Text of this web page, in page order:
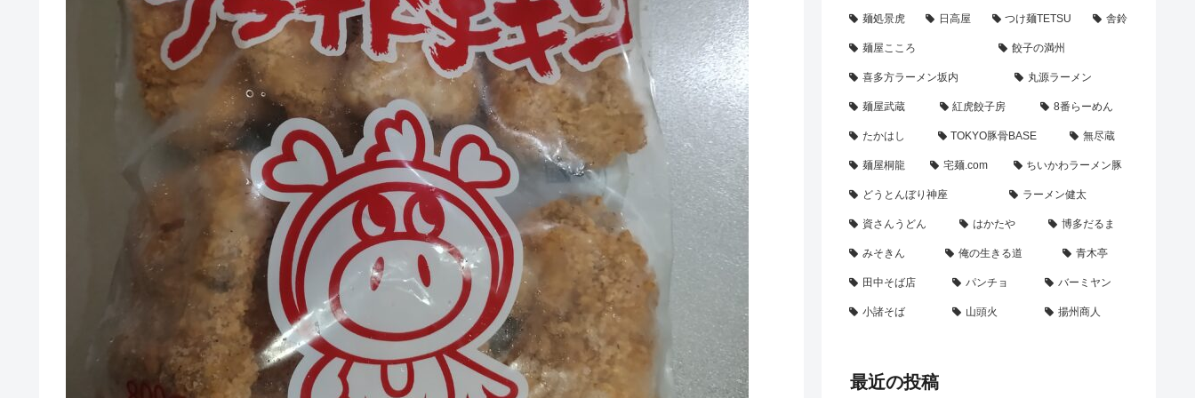
麺処景虎 日高屋 つけ麺TETSU 舎鈴
麺屋こころ 餃子の満州
喜多方ラーメン坂内 丸源ラーメン
麺屋武蔵 紅虎餃子房 8番らーめん
たかはし TOKYO豚骨BASE 無尽蔵
麺屋桐龍 宅麺.com ちいかわラーメン豚
どうとんぼり神座 ラーメン健太
資さんうどん はかたや 博多だるま
みそきん 俺の生きる道 青木亭
田中そば店 パンチョ バーミヤン
小諸そば 山頭火 揚州商人
最近の投稿